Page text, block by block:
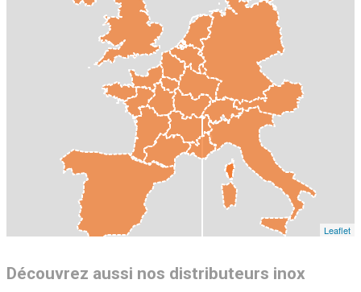
Leaflet
Découvrez aussi nos distributeurs inox